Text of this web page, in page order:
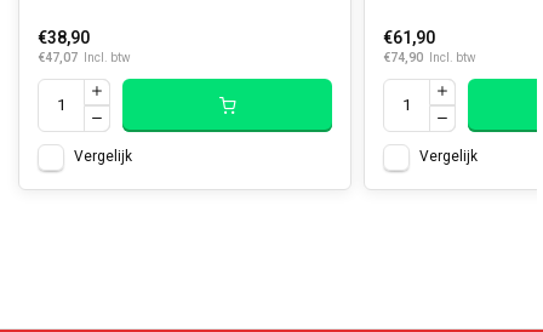
€38,90
€47,07 Incl. btw
Vergelijk
€61,90
€74,90 Incl. btw
Vergelijk